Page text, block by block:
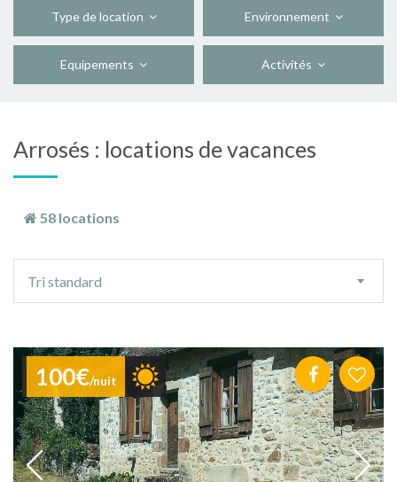
Type de location Environnement
Equipements Activités
Arrosés : locations de vacances
58 locations
tri
Tri standard
100€/nuit